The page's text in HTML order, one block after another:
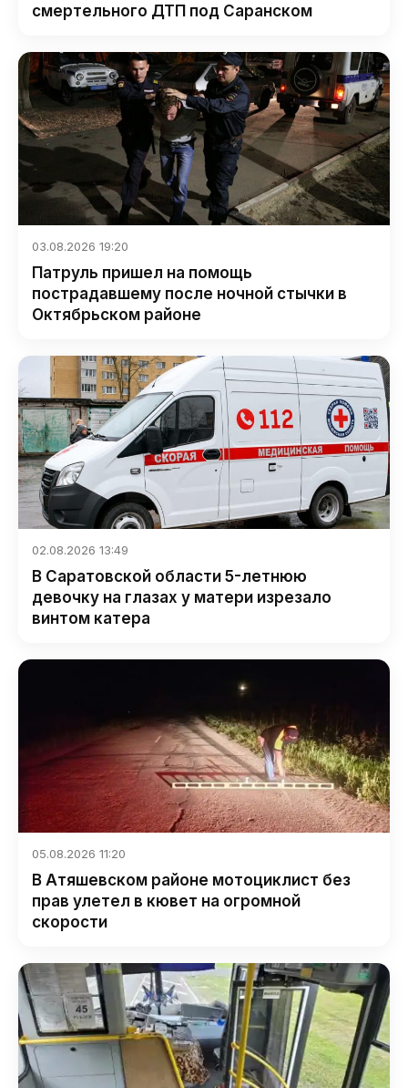
смертельного ДТП под Саранском
03.08.2026 19:20
Патруль пришел на помощь
пострадавшему после ночной стычки в
Октябрьском районе
02.08.2026 13:49
В Саратовской области 5-летнюю
девочку на глазах у матери изрезало
винтом катера
05.08.2026 11:20
В Атяшевском районе мотоциклист без
прав улетел в кювет на огромной
скорости